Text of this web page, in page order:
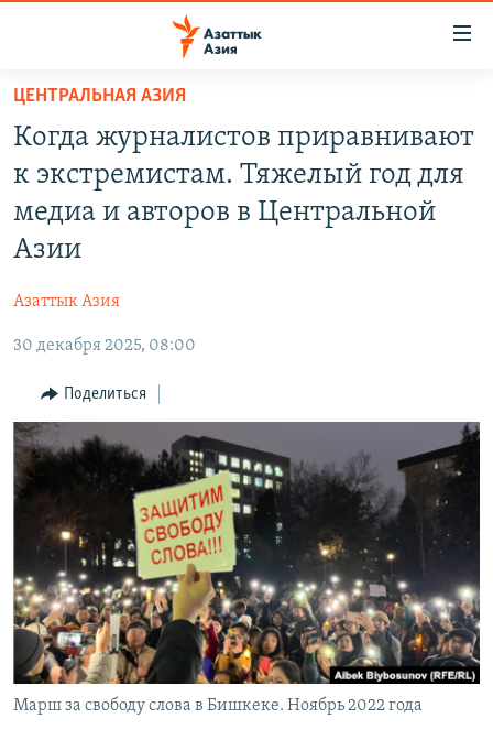
Вернуться
основному
содержанию
главной
Вернутся
НОВОСТИ
ВОЙНА В УКРАИНЕ
НА ДРУГИХ ЯЗЫКАХ
ЎЗБЕКЧА
ТОҶИКӢ
TÜRKMENÇE
ПОДПИШИТЕСЬ НА НАС В СОЦСЕТЯХ
Все сайты РСЕ/РС
ЦЕНТРАЛЬНАЯ АЗИЯ
Когда журналистов приравнивают
к экстремистам. Тяжелый год для
медиа и авторов в Центральной
Азии
Азаттык Азия
30 декабря 2025, 08:00
Поделиться
Марш за свободу слова в Бишкеке. Ноябрь 2022 года